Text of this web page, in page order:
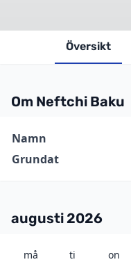
Översikt
Om Neftchi Baku
Information
Namn
Grundat
augusti 2026
må ti on